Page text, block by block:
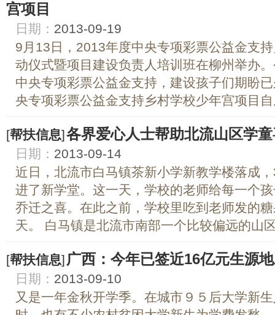
宫项目
日期： 2013-09-19
9月13日，2013年度中央专项彩票公益金支
动仪式暨项目建设负责人培训班在柳州举办
中央专项彩票公益金支持，建设孩子们期盼
央专项彩票公益金支持乡村学校少年宫项目
[帮扶信息]各界爱心人士帮助北流山区学
日期： 2013-09-14
近日，北流市白马镇茶新小学新教学楼落成
进了新学堂。这一天，学校的老师给每一个
乔迁之喜。在此之前，学校里吃到老师发的
天。 白马镇是北流市南部一个比较偏远的山
[帮扶信息] 广西：今年已签近16亿元生源
日期： 2013-09-10
又是一年金秋开学季。在城市９５后大学新